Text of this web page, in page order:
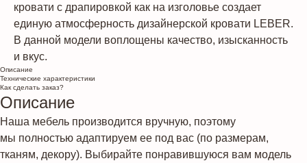
кровати с драпировкой как на изголовье создает
единую атмосферность дизайнерской кровати LEBER.
В данной модели воплощены качество, изысканность
и вкус.
Описание
Технические характеристики
Как сделать заказ?
Описание
Наша мебель производится вручную, поэтому
мы полностью адаптируем ее под вас (по размерам,
тканям, декору). Выбирайте понравившуюся вам модель